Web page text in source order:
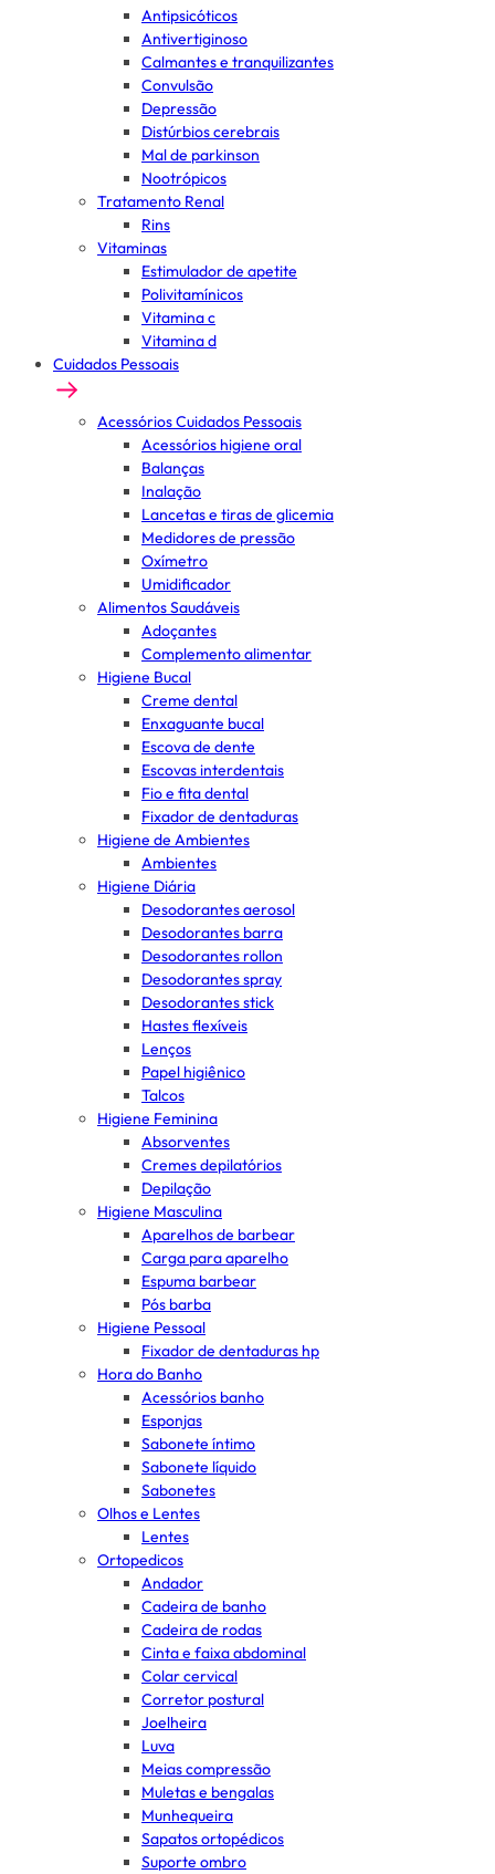
Antipsicóticos
Antivertiginoso
Calmantes e tranquilizantes
Convulsão
Depressão
Distúrbios cerebrais
Mal de parkinson
Nootrópicos
Tratamento Renal
Rins
Vitaminas
Estimulador de apetite
Polivitamínicos
Vitamina c
Vitamina d
Cuidados Pessoais
Acessórios Cuidados Pessoais
Acessórios higiene oral
Balanças
Inalação
Lancetas e tiras de glicemia
Medidores de pressão
Oxímetro
Umidificador
Alimentos Saudáveis
Adoçantes
Complemento alimentar
Higiene Bucal
Creme dental
Enxaguante bucal
Escova de dente
Escovas interdentais
Fio e fita dental
Fixador de dentaduras
Higiene de Ambientes
Ambientes
Higiene Diária
Desodorantes aerosol
Desodorantes barra
Desodorantes rollon
Desodorantes spray
Desodorantes stick
Hastes flexíveis
Lenços
Papel higiênico
Talcos
Higiene Feminina
Absorventes
Cremes depilatórios
Depilação
Higiene Masculina
Aparelhos de barbear
Carga para aparelho
Espuma barbear
Pós barba
Higiene Pessoal
Fixador de dentaduras hp
Hora do Banho
Acessórios banho
Esponjas
Sabonete íntimo
Sabonete líquido
Sabonetes
Olhos e Lentes
Lentes
Ortopedicos
Andador
Cadeira de banho
Cadeira de rodas
Cinta e faixa abdominal
Colar cervical
Corretor postural
Joelheira
Luva
Meias compressão
Muletas e bengalas
Munhequeira
Sapatos ortopédicos
Suporte ombro